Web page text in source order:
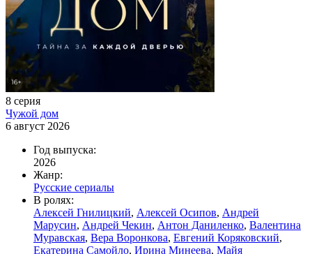
8 серия
Чужой дом
6 август 2026
Год выпуска:
2026
Жанр:
Русские сериалы
В ролях:
Алексей Гнилицкий, Алексей Осипов, Андрей
Марусин, Андрей Чекин, Антон Даниленко, Валентина
Муравская, Вера Воронкова, Евгений Коряковский,
Екатерина Самойло, Ирина Минеева, Майя